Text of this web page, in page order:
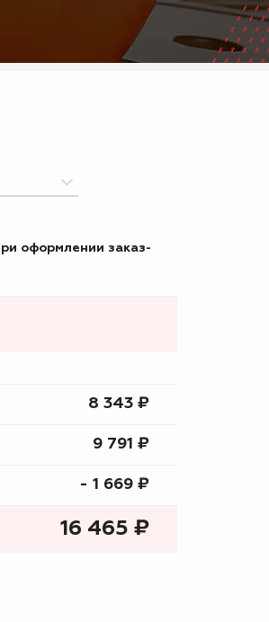
оформлении заказ-
8 343 ₷
9 791 ₷
- 1 669 ₷
16 465 ₷